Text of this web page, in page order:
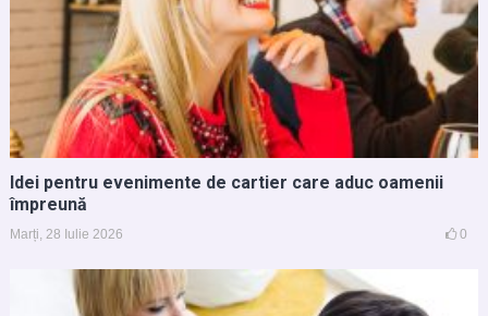
Idei pentru evenimente de cartier care aduc oamenii
împreună
Marți, 28 Iulie 2026 0